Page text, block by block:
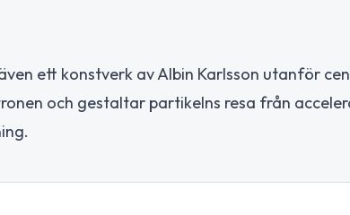
ett konstverk av Albin Karlsson utanför
och gestaltar partikelns resa från